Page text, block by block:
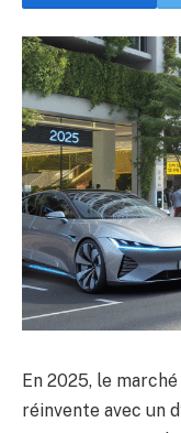
En 2025, le
réinvente avec un